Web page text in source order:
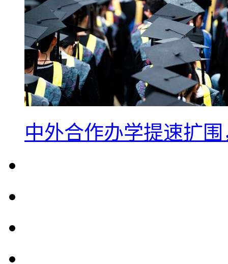
中外合作办学提速扩